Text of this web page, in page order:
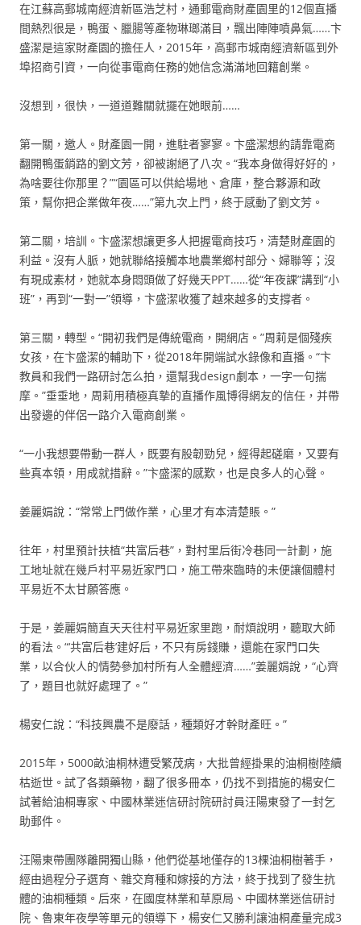
在江蘇高郵城南經濟新區浩芝村，通郵電商財產園里的12個直播
間熱烈很是，鴨蛋、臘腸等產物琳瑯滿目，飄出陣陣噴鼻氣……卞
盛潔是這家財產園的擔任人，2015年，高郵市城南經濟新區到外
埠招商引資，一向從事電商任務的她信念滿滿地回籍創業。
沒想到，很快，一道道難關就擺在她眼前……
第一關，邀人。財產園一開，進駐者寥寥。卞盛潔想約請靠電商
翻開鴨蛋銷路的劉文芳，卻被謝絕了八次。“我本身做得好好的，
為啥要往你那里？”“園區可以供給場地、倉庫，整合夥源和政
策，幫你把企業做年夜……”第九次上門，終于感動了劉文芳。
第二關，培訓。卞盛潔想讓更多人把握電商技巧，清楚財產園的
利益。沒有人脈，她就聯絡接觸本地農業鄉村部分、婦聯等；沒
有現成素材，她就本身悶頭做了好幾天PPT……從“年夜課”講到“小
班”，再到“一對一”領導，卞盛潔收獲了越來越多的支撐者。
第三關，轉型。“開初我們是傳統電商，開網店。”周莉是個殘疾
女孩，在卞盛潔的輔助下，從2018年開端試水錄像和直播。“卞
教員和我們一路研討怎么拍，還幫我design劇本，一字一句揣
摩。”垂垂地，周莉用積極真摯的直播作風博得網友的信任，并帶
出發邊的伴侶一路介入電商創業。
“一小我想要帶動一群人，既要有股韌勁兒，經得起磋磨，又要有
些真本領，用成就措辭。”卞盛潔的感歎，也是良多人的心聲。
姜麗娟說：“常常上門做作業，心里才有本清楚賬。”
往年，村里預計扶植“共富后巷”，對村里后街冷巷同一計劃，施
工地址就在幾戶村平易近家門口，施工帶來臨時的未便讓個體村
平易近不太甘願答應。
于是，姜麗娟簡直天天往村平易近家里跑，耐煩說明，聽取大師
的看法。“‘共富后巷’建好后，不只有房錢賺，還能在家門口失
業，以合伙人的情勢參加村所有人全體經濟……”姜麗娟說，“心齊
了，題目也就好處理了。”
楊安仁說：“科技興農不是廢話，種類好才幹財產旺。”
2015年，5000畝油桐林遭受繁茂病，大批曾經掛果的油桐樹陸續
枯逝世。試了各類藥物，翻了很多冊本，仍找不到措施的楊安仁
試著給油桐專家、中國林業迷信研討院研討員汪陽東發了一封乞
助郵件。
汪陽東帶團隊離開獨山縣，他們從基地僅存的13棵油桐樹著手，
經由過程分子選育、雜交育種和嫁接的方法，終于找到了發生抗
體的油桐種類。后來，在國度林業和草原局、中國林業迷信研討
院、魯東年夜學等單元的領導下，楊安仁又勝利讓油桐產量完成3